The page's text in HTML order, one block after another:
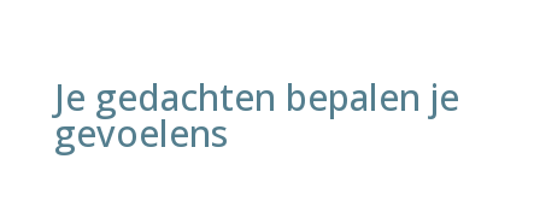
Je gedachten bepalen je
gevoelens